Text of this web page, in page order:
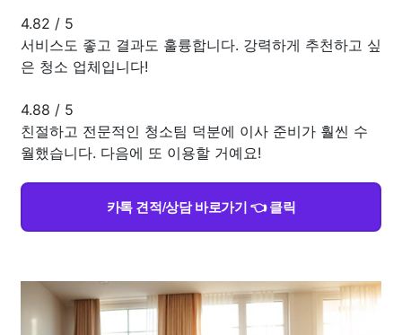
4.82 / 5
서비스도 좋고 결과도 훌륭합니다. 강력하게 추천하고 싶
은 청소 업체입니다!
4.88 / 5
친절하고 전문적인 청소팀 덕분에 이사 준비가 훨씬 수
월했습니다. 다음에 또 이용할 거예요!
카톡 견적/상담 바로가기 👈 클릭